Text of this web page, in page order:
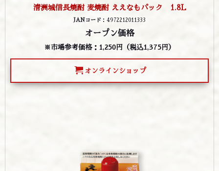
清洲城信長焼酎 麦焼酎 ええなもパック 1.8L
JANコード ：4972212011333
オープン価格
※市場参考価格：1,250円 （税込1,375円）
オンラインショップ